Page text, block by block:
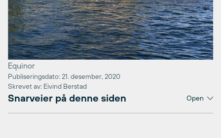
Equinor
Publiseringsdato: 21. desember, 2020
Skrevet av: Eivind Berstad
Snarveier på denne siden Open